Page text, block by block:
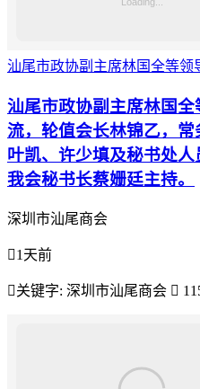
汕尾市政协副主席林国全等
汕尾市政协副主席林国
流，轮值会长林锦乙，
叶凯、许少填及秘书处
我会秘书长蔡姗廷主持。
深圳市汕尾商会
1天前
关键字: 深圳市汕尾商会 